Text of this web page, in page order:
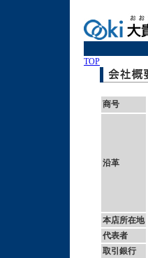
TOP
商号
沿革
本店所在地
代表者
取引銀行